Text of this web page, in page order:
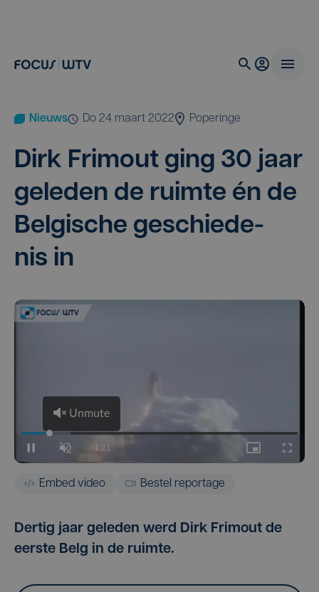
Nieuws do 24 maart 2022 Poperinge
Dirk Fri­mout ging 30 jaar
gele­den de ruim­te én de
Bel­gi­sche geschie­de­
nis in
Embed video Bestel reportage
Dertig jaar geleden werd Dirk Frimout de
eerste Belg in de ruimte.